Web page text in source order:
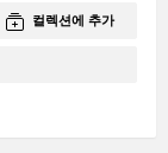
컬렉션에 추가